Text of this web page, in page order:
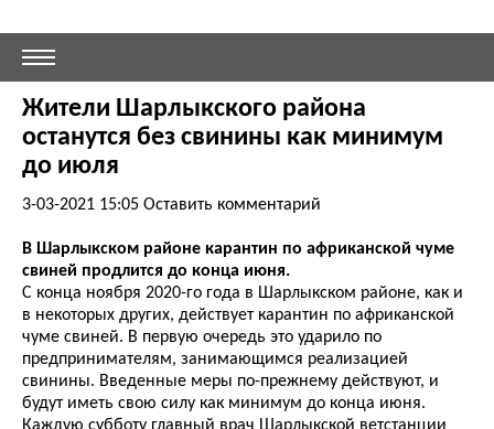
Жители Шарлыкского района
останутся без свинины как минимум
до июля
3-03-2021 15:05 Оставить комментарий
В Шарлыкском районе карантин по африканской чуме
свиней продлится до конца июня.
С конца ноября 2020-го года в Шарлыкском районе, как и
в некоторых других, действует карантин по африканской
чуме свиней. В первую очередь это ударило по
предпринимателям, занимающимся реализацией
свинины. Введенные меры по-прежнему действуют, и
будут иметь свою силу как минимум до конца июня.